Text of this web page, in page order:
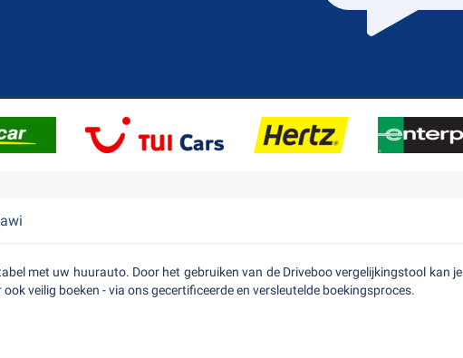
met uw huurauto. Door het gebruiken van de Driveboo vergelijkingstool kan je
veilig boeken - via ons gecertificeerde en versleutelde boekingsproces.